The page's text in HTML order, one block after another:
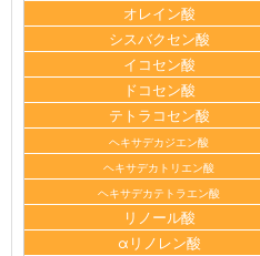
オレイン酸
シスバクセン酸
イコセン酸
ドコセン酸
テトラコセン酸
ヘキサデカジエン酸
ヘキサデカトリエン酸
ヘキサデカテトラエン酸
リノール酸
αリノレン酸